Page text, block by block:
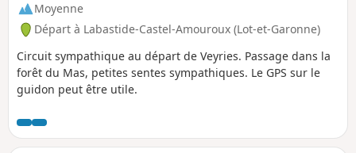
Moyenne
Départ à Labastide-Castel-Amouroux (Lot-et-Garonne)
Circuit sympathique au départ de Veyries. Passage dans la
forêt du Mas, petites sentes sympathiques. Le GPS sur le
guidon peut être utile.